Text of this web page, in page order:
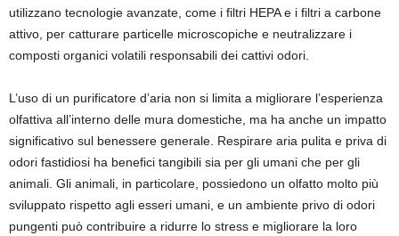
utilizzano tecnologie avanzate, come i filtri HEPA e i filtri a carbone
attivo, per catturare particelle microscopiche e neutralizzare i
composti organici volatili responsabili dei cattivi odori.
L’uso di un purificatore d’aria non si limita a migliorare l’esperienza
olfattiva all’interno delle mura domestiche, ma ha anche un impatto
significativo sul benessere generale. Respirare aria pulita e priva di
odori fastidiosi ha benefici tangibili sia per gli umani che per gli
animali. Gli animali, in particolare, possiedono un olfatto molto più
sviluppato rispetto agli esseri umani, e un ambiente privo di odori
pungenti può contribuire a ridurre lo stress e migliorare la loro